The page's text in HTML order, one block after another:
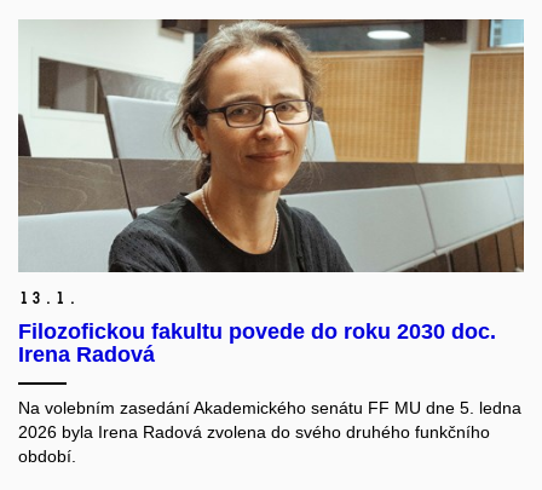
13. 1.
Filozofickou fakultu povede do roku 2030 doc.
Irena Radová
Na volebním zasedání Akademického senátu FF MU dne 5. ledna
2026 byla Irena Radová zvolena do svého druhého funkčního
období.